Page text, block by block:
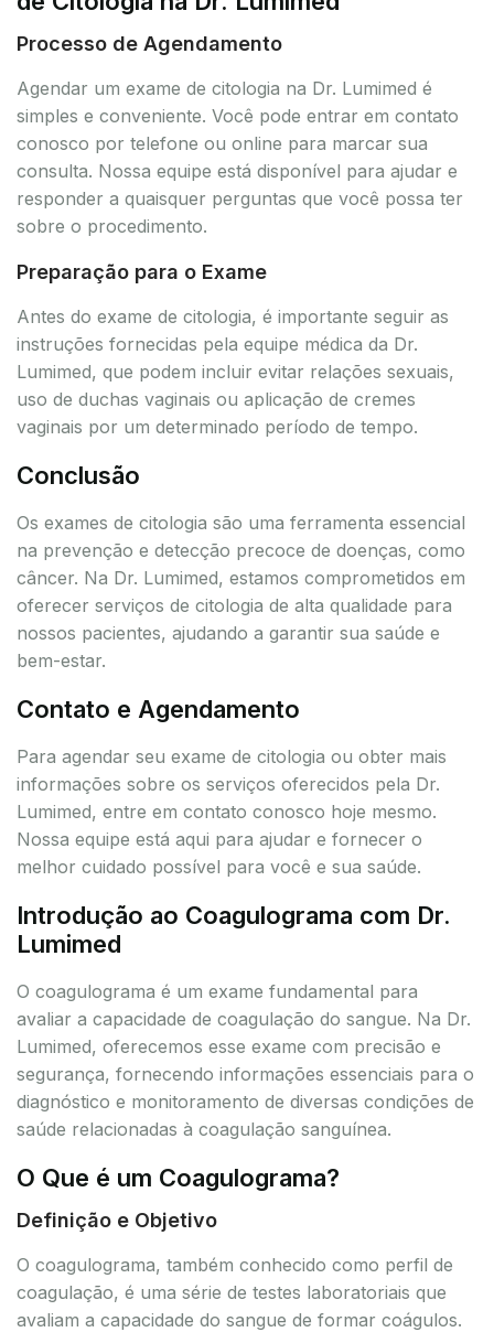
Processo de Agendamento
Agendar um exame de citologia na Dr. Lumimed é
simples e conveniente. Você pode entrar em contato
conosco por telefone ou online para marcar sua
consulta. Nossa equipe está disponível para ajudar e
responder a quaisquer perguntas que você possa ter
sobre o procedimento.
Preparação para o Exame
Antes do exame de citologia, é importante seguir as
instruções fornecidas pela equipe médica da Dr.
Lumimed, que podem incluir evitar relações sexuais,
uso de duchas vaginais ou aplicação de cremes
vaginais por um determinado período de tempo.
Conclusão
Os exames de citologia são uma ferramenta essencial
na prevenção e detecção precoce de doenças, como
câncer. Na Dr. Lumimed, estamos comprometidos em
oferecer serviços de citologia de alta qualidade para
nossos pacientes, ajudando a garantir sua saúde e
bem-estar.
Contato e Agendamento
Para agendar seu exame de citologia ou obter mais
informações sobre os serviços oferecidos pela Dr.
Lumimed, entre em contato conosco hoje mesmo.
Nossa equipe está aqui para ajudar e fornecer o
melhor cuidado possível para você e sua saúde.
Introdução ao Coagulograma com Dr.
Lumimed
O coagulograma é um exame fundamental para
avaliar a capacidade de coagulação do sangue. Na Dr.
Lumimed, oferecemos esse exame com precisão e
segurança, fornecendo informações essenciais para o
diagnóstico e monitoramento de diversas condições de
saúde relacionadas à coagulação sanguínea.
O Que é um Coagulograma?
Definição e Objetivo
O coagulograma, também conhecido como perfil de
coagulação, é uma série de testes laboratoriais que
avaliam a capacidade do sangue de formar coágulos.